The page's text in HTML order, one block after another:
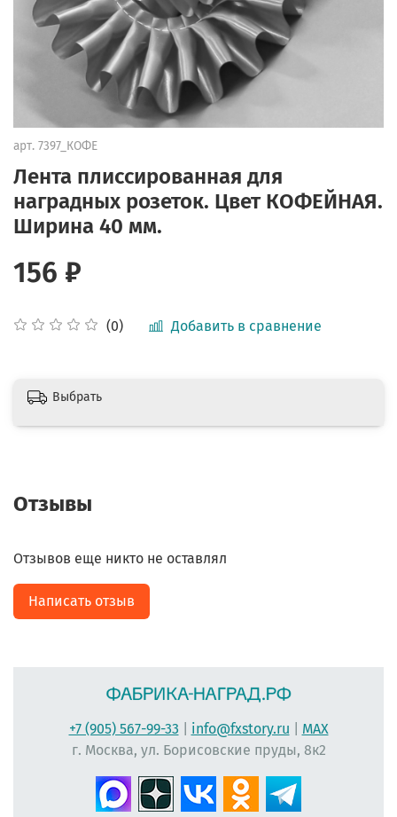
арт. 7397_КОФЕ
Лента плиссированная для
наградных розеток. Цвет КОФЕЙНАЯ.
Ширина 40 мм.
(0) Добавить в сравнение
156 ₽
Выбрать
Отзывы
Отзывов еще никто не оставлял
Написать отзыв
+7 (905) 567-99-33 info@fxstory.ru
MAX
г. Москва, ул. Борисовские пруды, 8к2